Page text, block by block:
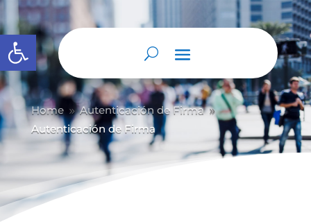
Abrir barra de herramientas
Home 9 Autenticación de Firma 9
Autenticación de Firma